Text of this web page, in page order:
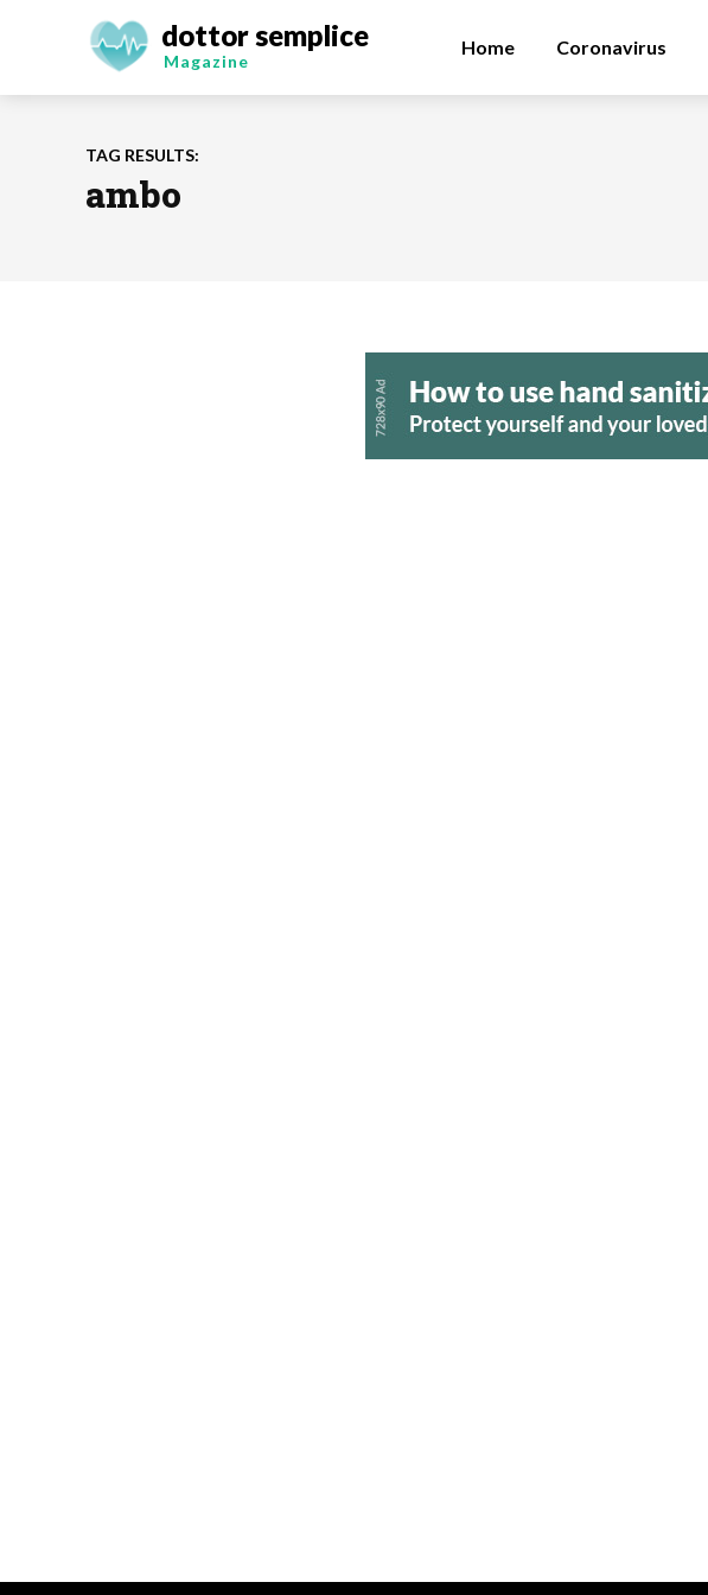
dottor semplice
Magazine
Home Coronavirus
TAG RESULTS:
ambo